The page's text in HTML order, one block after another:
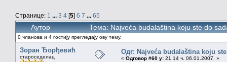
Странице: 1 ... 3 4 [5] 6 7 ... 65
Аутор Тема: Najveća budalaština koju ste do
0 чланова и 4 гостију прегледају ову тему.
Зоран Ђорђевић
староседелац
Одг: Najveća budalaština koju
« Одговор #60 у: 21.14 ч. 06.01.2007. »